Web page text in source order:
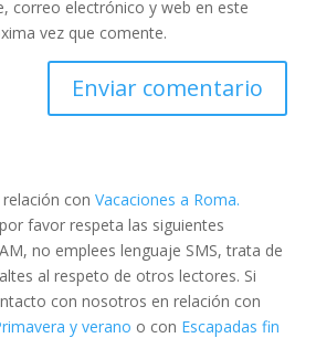
correo electrónico y web en este
vez que comente.
con Vacaciones a Roma.
favor respeta las siguientes
no emplees lenguaje SMS, trata de
al respeto de otros lectores. Si
con nosotros en relación con
y verano o con Escapadas fin